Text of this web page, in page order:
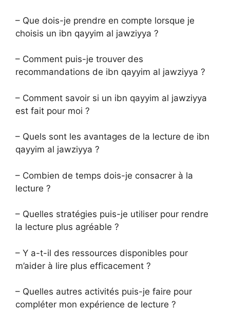
– Que dois-je prendre en compte lorsque je
choisis un ibn qayyim al jawziyya ?
– Comment puis-je trouver des
recommandations de ibn qayyim al jawziyya ?
– Comment savoir si un ibn qayyim al jawziyya
est fait pour moi ?
– Quels sont les avantages de la lecture de ibn
qayyim al jawziyya ?
– Combien de temps dois-je consacrer à la
lecture ?
– Quelles stratégies puis-je utiliser pour rendre
la lecture plus agréable ?
– Y a-t-il des ressources disponibles pour
m’aider à lire plus efficacement ?
– Quelles autres activités puis-je faire pour
compléter mon expérience de lecture ?